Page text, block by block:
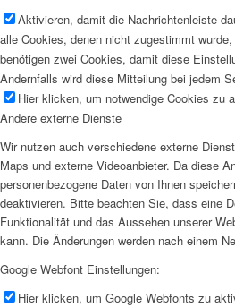
Aktivieren, damit die Nachrichtenleiste
alle Cookies, denen nicht zugestimmt
benötigen zwei Cookies, damit diese
Andernfalls wird diese Mitteilung bei jedem
Hier klicken, um notwendige Cookies zu
Andere externe Dienste
Wir nutzen auch verschiedene externe
Maps und externe Videoanbieter. Da diese
personenbezogene Daten von Ihnen
deaktivieren. Bitte beachten Sie, dass eine
Funktionalität und das Aussehen unserer
kann. Die Änderungen werden nach einem
Google Webfont Einstellungen:
Hier klicken, um Google Webfonts zu